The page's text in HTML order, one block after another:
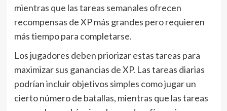
mientras que las tareas semanales ofrecen
recompensas de XP más grandes pero requieren
más tiempo para completarse.
Los jugadores deben priorizar estas tareas para
maximizar sus ganancias de XP. Las tareas diarias
podrían incluir objetivos simples como jugar un
cierto número de batallas, mientras que las tareas